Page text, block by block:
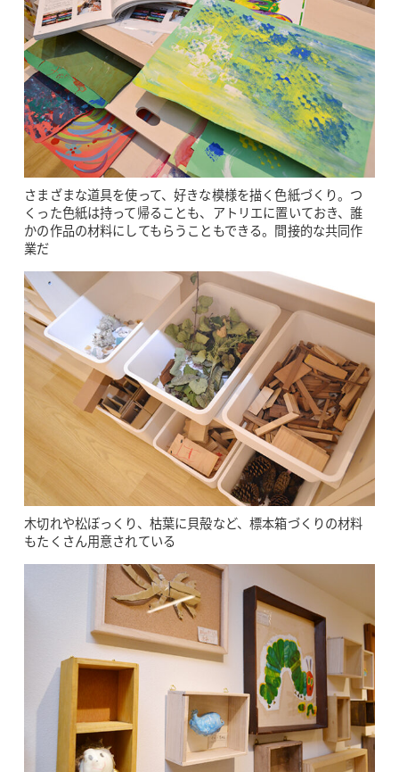
さまざまな道具を使って、好きな模様を描く色紙づくり。つ
くった色紙は持って帰ることも、アトリエに置いておき、誰
かの作品の材料にしてもらうこともできる。間接的な共同作
業だ
木切れや松ぼっくり、枯葉に貝殻など、標本箱づくりの材料
もたくさん用意されている